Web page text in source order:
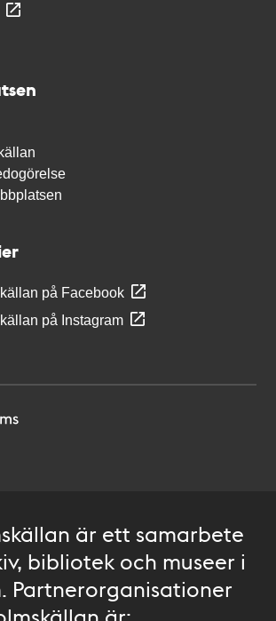
på Facebook
på Instagram
är ett samarbete
bibliotek och museer i
Partnerorganisationer